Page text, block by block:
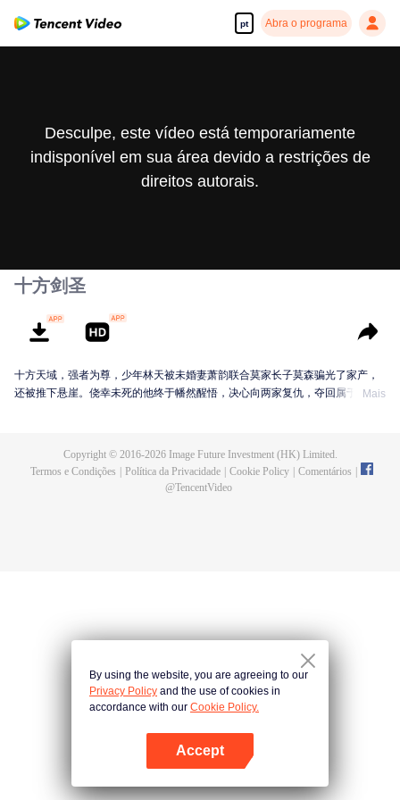
pt Abra o programa
Abra o programa
Desculpe, este vídeo está temporariamente
indisponível em sua área devido a restrições de
direitos autorais.
十方剑圣
十方天域，强者为尊，少年林天被未婚妻萧韵联合莫家长子莫森骗光了家产，
还被推下悬崖。侥幸未死的他终于幡然醒悟，决心向两家复仇，夺回属于自己
道，精修符阵之法，暗中出城历练，战赤面鬼，杀百足兽，夺血魂花，奇遇不
断。他的实力飞速增长，萧莫两家却仍不知悔改，埋伏、暗杀，甚至发动全家
Mais
Copyright © 2016-2026Image Future Investment (HK) Limited.
Termos e Condições
Política da Privacidade Cookie Policy Comentários
@TencentVideo
By using the website, you are agreeing to our
Privacy Policy and the use of cookies in
accordance with our Cookie Policy.
Accept